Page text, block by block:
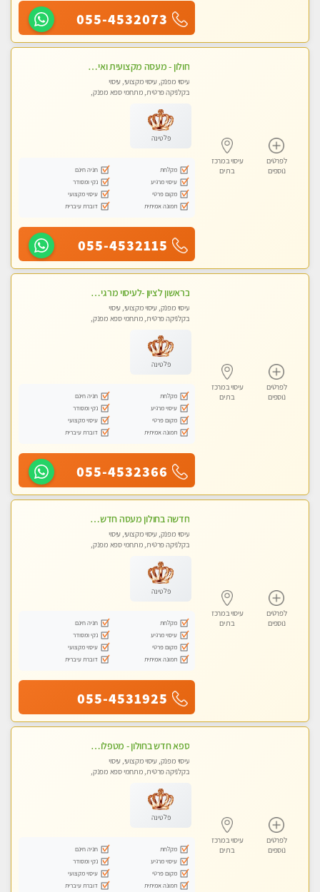
055-4532073
לפרטים
נוספים
עיסוי במרכז
בת ים
חולון - מעסה מקצועית ואיכותית פרטי!!! ללא מין !! בקליניקה מפגש טיפולי !!! מקצועי בלבד - professional therapist
עיסוי מפנק, עיסוי מקצועי, עיסוי
בקלניקה פרטית, מתחמי ספא מפנק,
פלטינה
מקלחת
חניה חינם
עיסוי מרגיע
נקי ומסודר
מקום פרטי
עיסוי מקצועי
תמונה אמיתית
דוברת עיברית
055-4532115
לפרטים
נוספים
עיסוי במרכז
בת ים
בראשון לציון -לעיסוי מרגיע ומפנק VIP-מומלץ לחלוטין! פרטי! ​​​​​​ Highly recommended
עיסוי מפנק, עיסוי מקצועי, עיסוי
בקלניקה פרטית, מתחמי ספא מפנק,
פלטינה
מקלחת
חניה חינם
עיסוי מרגיע
נקי ומסודר
מקום פרטי
עיסוי מקצועי
תמונה אמיתית
דוברת עיברית
055-4532366
לפרטים
נוספים
עיסוי במרכז
בת ים
חדשה בחולון מעסה חדשה בחולון איכותית למאסז VIP מפנק ומקצועי לכל שרירי הגוף עיסוי מכל הלב
עיסוי מפנק, עיסוי מקצועי, עיסוי
בקלניקה פרטית, מתחמי ספא מפנק,
פלטינה
מקלחת
חניה חינם
עיסוי מרגיע
נקי ומסודר
מקום פרטי
עיסוי מקצועי
תמונה אמיתית
דוברת עיברית
055-4531925
לפרטים
נוספים
עיסוי במרכז
בת ים
ספא חדש בחולון - מטפלות מקצועיות ברמה גבוהה מומלץ מאוד !!! . . highly recommended..new in the city -אין פרטים נוספים במקום -ללא מין !!ממתינה לך שתגיע
עיסוי מפנק, עיסוי מקצועי, עיסוי
בקלניקה פרטית, מתחמי ספא מפנק,
פלטינה
מקלחת
חניה חינם
עיסוי מרגיע
נקי ומסודר
מקום פרטי
עיסוי מקצועי
תמונה אמיתית
דוברת עיברית